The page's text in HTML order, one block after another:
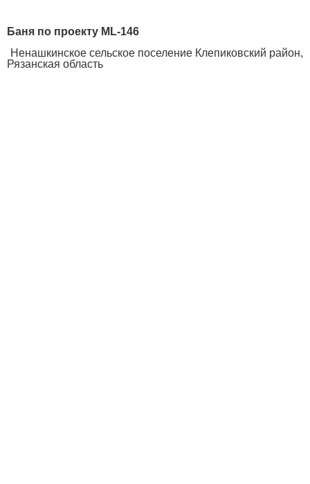
Баня по проекту ML-146
Ненашкинское сельское поселение Клепиковский район,
Рязанская область